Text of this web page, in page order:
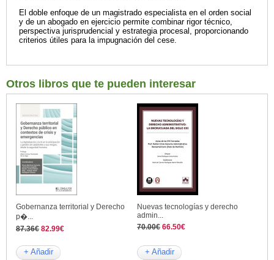
El doble enfoque de un magistrado especialista en el orden social
y de un abogado en ejercicio permite combinar rigor técnico,
perspectiva jurisprudencial y estrategia procesal, proporcionando
criterios útiles para la impugnación del cese.
Otros libros que te pueden interesar
Gobernanza territorial y Derecho
p�...
87.36€ 82.99€
+ Añadir
Nuevas tecnologías y derecho
admin...
70.00€ 66.50€
+ Añadir